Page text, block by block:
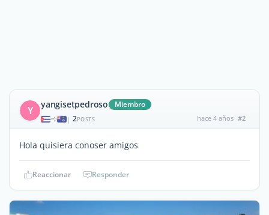
Y yangisetpedroso Miembro
| 2POSTS hace 4 años #2
Hola quisiera conoser amigos
Reaccionar Responder